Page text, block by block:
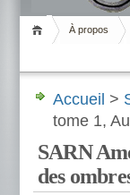
À propos
Accueil >
tome 1,
SARN
des